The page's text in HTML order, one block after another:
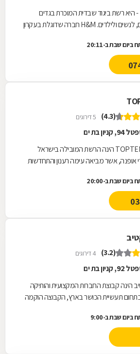
H & M - היא רשת ביגוד שבדית המוכרת בגדים
לגברים, לנשים ולילדים. H&M חברה שדוגלת בעקרון
ביום שבת ב-20:11
(4.3) 5 דירוגים
קניון בת ים
רשת TOPTEN הינה הרשת המובילה בישראל
אופנה, אשר מביאה עימה רענון והתחדשות
ומגוון של...
ביום שבת ב-20:00
(3.2) 4 דירוגים
קניון בת ים
הינה קבוצת החברות המקצועית והותיקה
תעשיית הכושר בארץ, הקבוצה הוקמה
ביום שבת ב-9:00